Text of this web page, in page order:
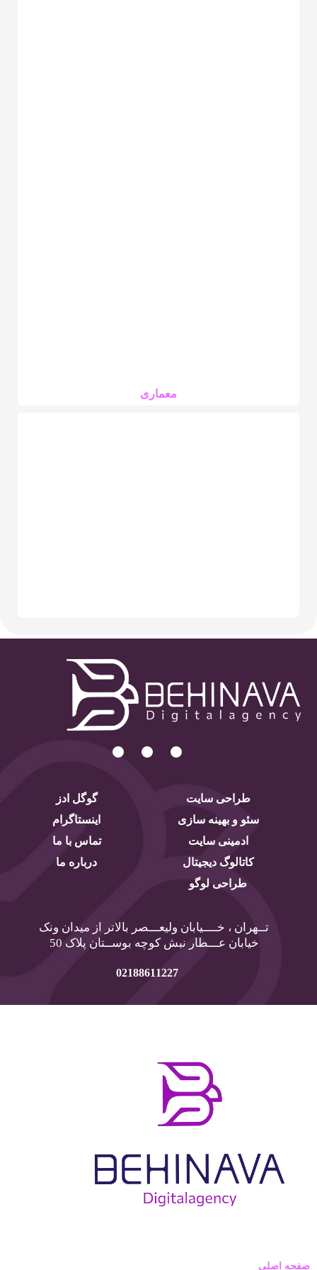
معماری
طراحی سایت
سئو و بهینه سازی
ادمینی سایت
کاتالوگ دیجیتال
طراحی لوگو
گوگل ادز
اینستاگرام
تماس با ما
درباره ما
تــهران ، خــــیابان ولیعـــصر بالاتر از میدان ونک
خیابان عـــطار نبش کوچه بوســتان پلاک 50
02188611227
صفحه اصلی